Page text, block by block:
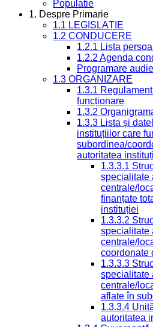
Populatie
1. Despre Primarie
1.1 LEGISLAȚIE
1.2 CONDUCERE
1.2.1 Lista
1.2.2 Agenda
Programare
1.3 ORGANIZARE
1.3.1
funcționare
1.3.2
1.3.3 Lista și
instituțiilor care
subordinea/
autoritatea
1.3.3.1
specialitate
centrale/
finanțate
instituției
1.3.3.2
specialitate
centrale/
coordonate
1.3.3.3
specialitate
centrale/
aflate în
1.3.3.4
autoritatea